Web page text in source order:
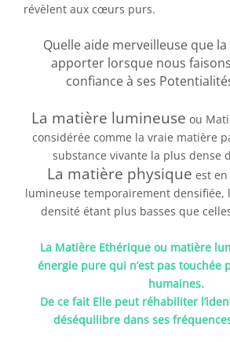
révèlent aux cœurs purs.
Quelle aide merveilleuse que
apporter lorsque nous
confiance à ses
La matière lumineuse ou
considérée comme la vraie matière
substance vivante la plus dense
La matière physique est
lumineuse temporairement densifiée,
densité étant plus basses que
La Matière Ethérique ou matière
énergie pure qui n’est pas touchée
humaines.
De ce fait Elle peut réhabiliter
déséquilibre dans ses